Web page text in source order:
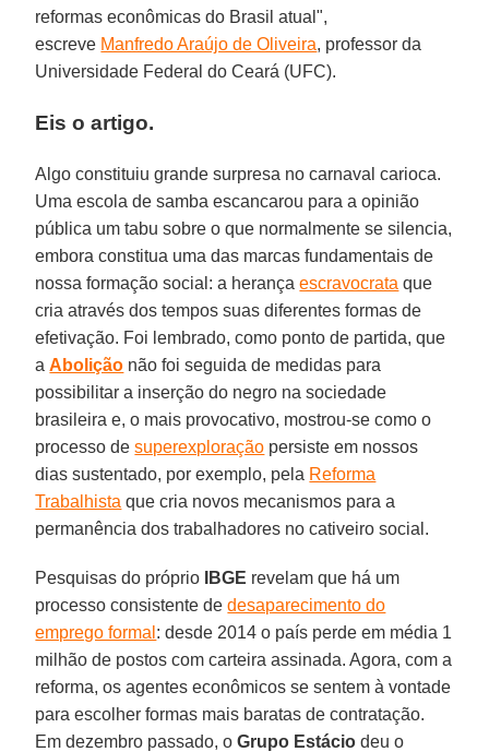
reformas econômicas do Brasil atual",
escreve Manfredo Araújo de Oliveira, professor da
Universidade Federal do Ceará (UFC).
Eis o artigo.
Algo constituiu grande surpresa no carnaval carioca.
Uma escola de samba escancarou para a opinião
pública um tabu sobre o que normalmente se silencia,
embora constitua uma das marcas fundamentais de
nossa formação social: a herançaescravocrata que
cria através dos tempos suas diferentes formas de
efetivação. Foi lembrado, como ponto de partida, que
aAbolição não foi seguida de medidas para
possibilitar a inserção do negro na sociedade
brasileira e, o mais provocativo, mostrou-se como o
processo desuperexploração persiste em nossos
dias sustentado, por exemplo, pela Reforma
Trabalhista que cria novos mecanismos para a
permanência dos trabalhadores no cativeiro social.
Pesquisas do próprio IBGE revelam que há um
processo consistente dedesaparecimento do
emprego formal : desde 2014 o país perde em média 1
milhão de postos com carteira assinada. Agora, com a
reforma, os agentes econômicos se sentem à vontade
para escolher formas mais baratas de contratação.
Em dezembro passado, o Grupo Estácio deu o